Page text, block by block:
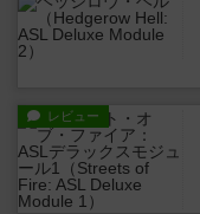
レビュー